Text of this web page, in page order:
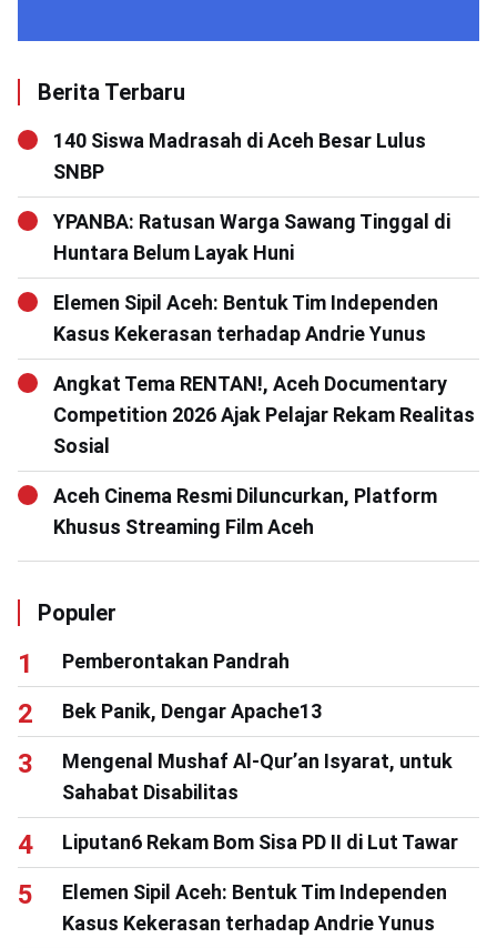
Berita Terbaru
140 Siswa Madrasah di Aceh Besar Lulus
SNBP
YPANBA: Ratusan Warga Sawang Tinggal di
Huntara Belum Layak Huni
Elemen Sipil Aceh: Bentuk Tim Independen
Kasus Kekerasan terhadap Andrie Yunus
Angkat Tema RENTAN!, Aceh Documentary
Competition 2026 Ajak Pelajar Rekam Realitas
Sosial
Aceh Cinema Resmi Diluncurkan, Platform
Khusus Streaming Film Aceh
Populer
Pemberontakan Pandrah
Bek Panik, Dengar Apache13
Mengenal Mushaf Al-Qur’an Isyarat, untuk
Sahabat Disabilitas
Liputan6 Rekam Bom Sisa PD II di Lut Tawar
Elemen Sipil Aceh: Bentuk Tim Independen
Kasus Kekerasan terhadap Andrie Yunus